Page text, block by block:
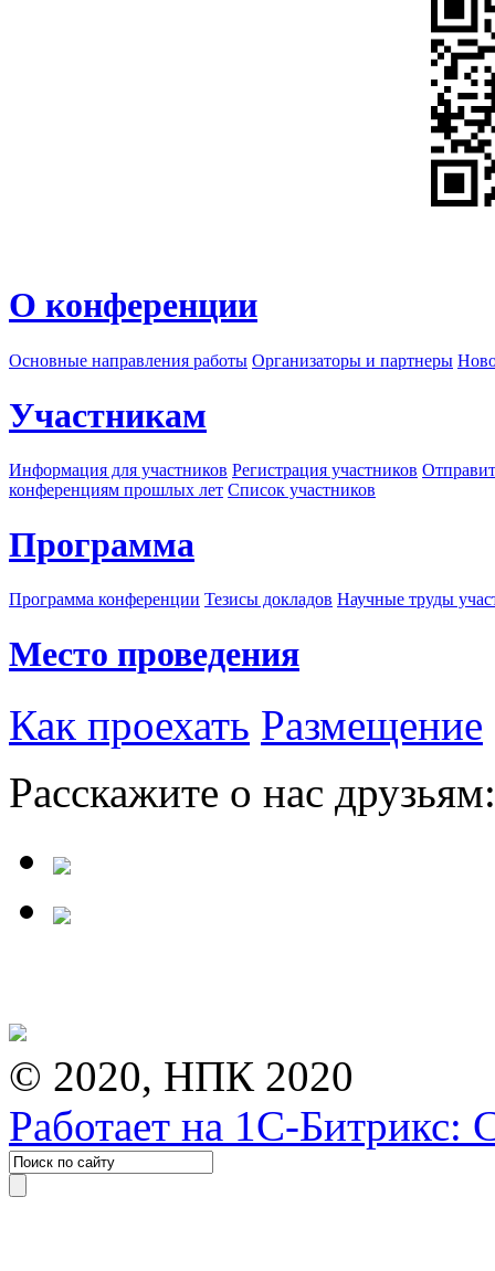
О конференции
Основные направления работы Организаторы и партнеры
Участникам
Информация для участников Регистрация участников
конференциям прошлых лет Список участников
Программа
Программа конференции Тезисы докладов Научные труды
Место проведения
Как проехать Размещение
Расскажите о нас друзьям:
© 2020, НПК 2020
Работает на 1С-Битрикс: